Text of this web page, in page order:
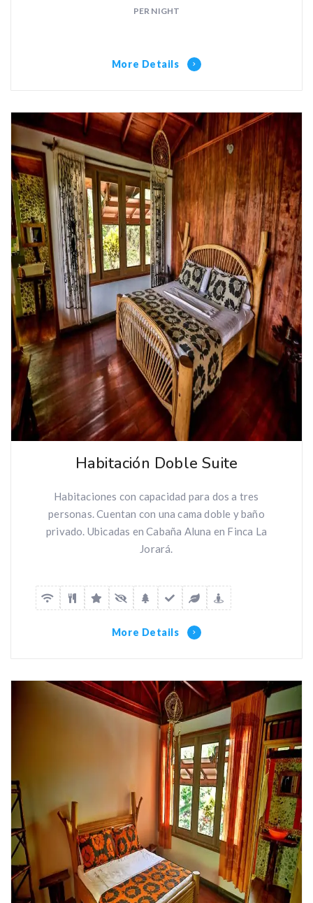
PER NIGHT
More Details
Habitación Doble Suite
Habitaciones con capacidad para dos a tres
personas. Cuentan con una cama doble y baño
privado. Ubicadas en Cabaña Aluna en Finca La
Jorará.
More Details